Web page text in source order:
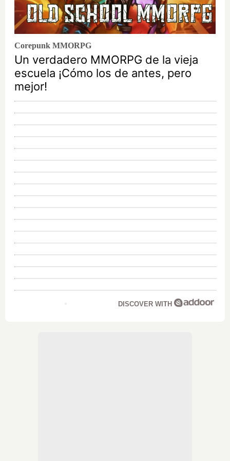
Corepunk MMORPG
Un verdadero MMORPG de la vieja
escuela ¡Cómo los de antes, pero
mejor!
DISCOVER WITH